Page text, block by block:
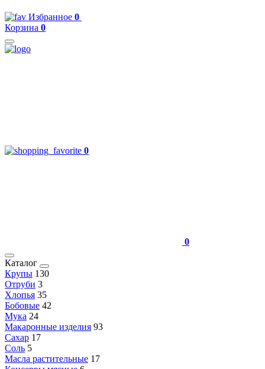
Избранное 0
Корзина 0
0
0
Каталог
Крупы 130
Отруби 3
Хлопья 35
Бобовые 42
Мука 24
Макаронные изделия 93
Сахар 17
Соль 5
Масла растительные 17